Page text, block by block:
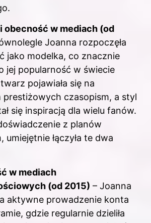
obecność w mediach (od
Joanna rozpoczęła
jako modelka, co znacznie
jej popularność w świecie
pojawiała się na
prestiżowych czasopism, a styl
się inspiracją dla wielu fanów.
z planów
umiejętnie łączyła te dwa
w mediach
(od 2015) – Joanna
aktywne prowadzenie konta
gdzie regularnie dzieliła